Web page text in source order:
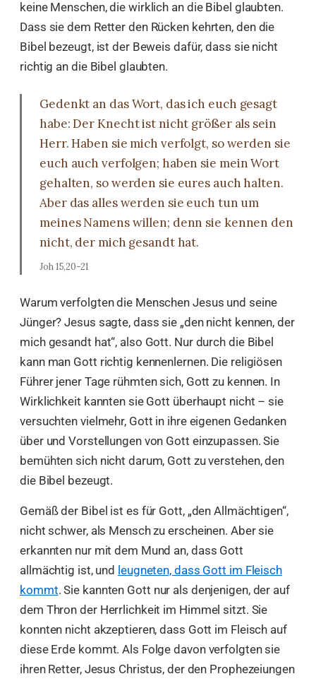
keine Menschen, die wirklich an die Bibel glaubten.
Dass sie dem Retter den Rücken kehrten, den die
Bibel bezeugt, ist der Beweis dafür, dass sie nicht
richtig an die Bibel glaubten.
Gedenkt an das Wort, das ich euch gesagt
habe: Der Knecht ist nicht größer als sein
Herr. Haben sie mich verfolgt, so werden sie
euch auch verfolgen; haben sie mein Wort
gehalten, so werden sie eures auch halten.
Aber das alles werden sie euch tun um
meines Namens willen; denn sie kennen den
nicht, der mich gesandt hat.
Joh 15,20-21
Warum verfolgten die Menschen Jesus und seine
Jünger? Jesus sagte, dass sie „den nicht kennen, der
mich gesandt hat“, also Gott. Nur durch die Bibel
kann man Gott richtig kennenlernen. Die religiösen
Führer jener Tage rühmten sich, Gott zu kennen. In
Wirklichkeit kannten sie Gott überhaupt nicht – sie
versuchten vielmehr, Gott in ihre eigenen Gedanken
über und Vorstellungen von Gott einzupassen. Sie
bemühten sich nicht darum, Gott zu verstehen, den
die Bibel bezeugt.
Gemäß der Bibel ist es für Gott, „den Allmächtigen“,
nicht schwer, als Mensch zu erscheinen. Aber sie
erkannten nur mit dem Mund an, dass Gott
allmächtig ist, und leugneten, dass Gott im Fleisch
kommt. Sie kannten Gott nur als denjenigen, der auf
dem Thron der Herrlichkeit im Himmel sitzt. Sie
konnten nicht akzeptieren, dass Gott im Fleisch auf
diese Erde kommt. Als Folge davon verfolgten sie
ihren Retter, Jesus Christus, der den Prophezeiungen